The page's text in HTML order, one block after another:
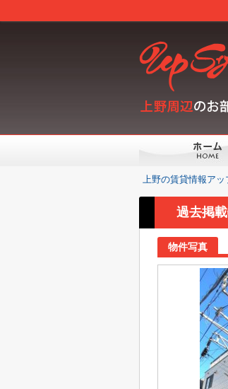
上野の賃貸情報アッ
過去掲
物件写真